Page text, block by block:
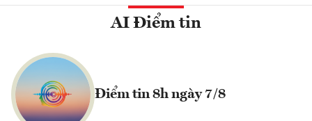
AI Điểm tin
Điểm tin 8h ngày 7/8